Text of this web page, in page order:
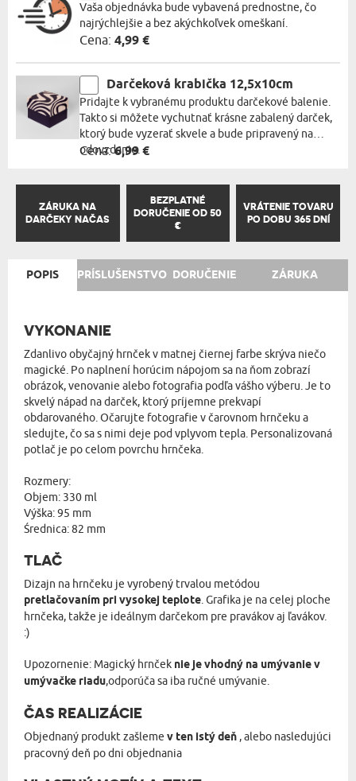
Vaša objednávka bude vybavená prednostne, čo
najrýchlejšie a bez akýchkoľvek omeškaní.
Cena: 4,99 €
Darčeková krabička 12,5x10cm
Pridajte k vybranému produktu darčekové balenie.
Takto si môžete vychutnať krásne zabalený darček,
ktorý bude vyzerať skvele a bude pripravený na
odovzdanie.
Cena:6,99 €
ZÁRUKA NA
DARČEKY NAČAS
BEZPLATNÉ
DORUČENIE OD 50
€
VRÁTENIE TOVARU
PO DOBU 365 DNÍ
POPIS PRÍSLUŠENSTVO DORUČENIE ZÁRUKA
VYKONANIE
Zdanlivo obyčajný hrnček v matnej čiernej farbe skrýva niečo
magické. Po naplnení horúcim nápojom sa na ňom zobrazí
obrázok, venovanie alebo fotografia podľa vášho výberu. Je to
skvelý nápad na darček, ktorý príjemne prekvapí
obdarovaného. Očarujte fotografie v čarovnom hrnčeku a
sledujte, čo sa s nimi deje pod vplyvom tepla. Personalizovaná
potlač je po celom povrchu hrnčeka.
Rozmery:
Objem: 330 ml
Výška: 95 mm
Średnica: 82 mm
TLAČ
Dizajn na hrnčeku je vyrobený trvalou metódou
pretlačovaním pri vysokej teplote. Grafika je na celej ploche
hrnčeka, takže je ideálnym darčekom pre pravákov aj ľavákov.
:)
Upozornenie: Magický hrnček nie je vhodný na umývanie v
umývačke riadu,odporúča sa iba ručné umývanie.
ČAS REALIZÁCIE
Objednaný produkt zašleme v ten istý deň , alebo nasledujúci
pracovný deň po dni objednania